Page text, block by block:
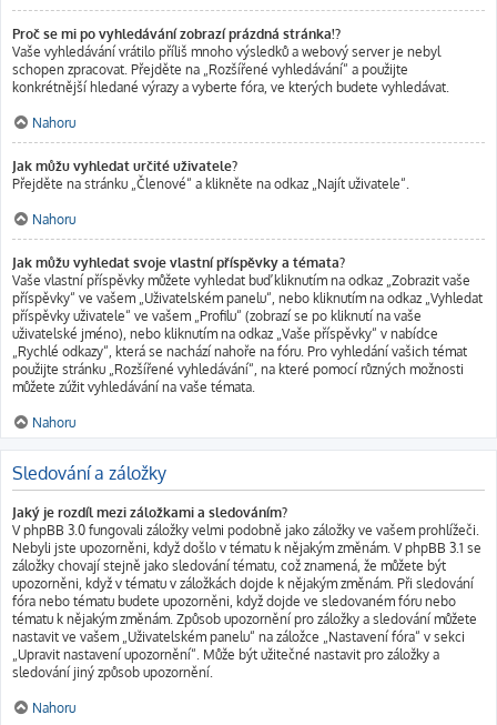
Proč se mi po vyhledávání zobrazí prázdná stránka!?
Vaše vyhledávání vrátilo příliš mnoho výsledků a webový server je nebyl
schopen zpracovat. Přejděte na „Rozšířené vyhledávání“ a použijte
konkrétnější hledané výrazy a vyberte fóra, ve kterých budete vyhledávat.
Nahoru
Jak můžu vyhledat určité uživatele?
Přejděte na stránku „Členové“ a klikněte na odkaz „Najít uživatele“.
Nahoru
Jak můžu vyhledat svoje vlastní příspěvky a témata?
Vaše vlastní příspěvky můžete vyhledat buď kliknutím na odkaz „Zobrazit vaše
příspěvky“ ve vašem „Uživatelském panelu“, nebo kliknutím na odkaz „Vyhledat
příspěvky uživatele“ ve vašem „Profilu“ (zobrazí se po kliknutí na vaše
uživatelské jméno), nebo kliknutím na odkaz „Vaše příspěvky“ v nabídce
„Rychlé odkazy“, která se nachází nahoře na fóru. Pro vyhledání vašich témat
použijte stránku „Rozšířené vyhledávání“, na které pomocí různých možnosti
můžete zúžit vyhledávání na vaše témata.
Nahoru
Sledování a záložky
Jaký je rozdíl mezi záložkami a sledováním?
V phpBB 3.0 fungovali záložky velmi podobně jako záložky ve vašem prohlížeči.
Nebyli jste upozorněni, když došlo v tématu k nějakým změnám. V phpBB 3.1 se
záložky chovají stejně jako sledování tématu, což znamená, že můžete být
upozorněni, když v tématu v záložkách dojde k nějakým změnám. Při sledování
fóra nebo tématu budete upozorněni, když dojde ve sledovaném fóru nebo
tématu k nějakým změnám. Způsob upozornění pro záložky a sledování můžete
nastavit ve vašem „Uživatelském panelu“ na záložce „Nastavení fóra“ v sekci
„Upravit nastavení upozornění“. Může být užitečné nastavit pro záložky a
sledování jiný způsob upozornění.
Nahoru